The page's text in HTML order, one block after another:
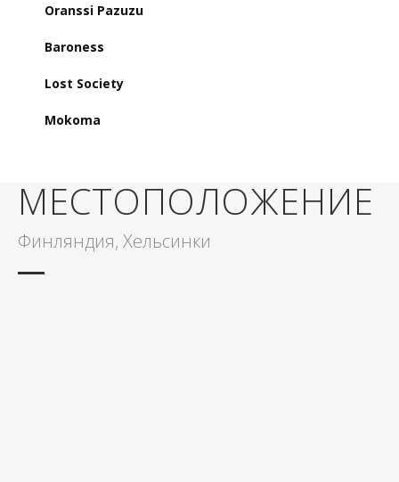
Oranssi Pazuzu
Baroness
Lost Society
Mokoma
МЕСТОПОЛОЖЕНИЕ
Финляндия, Хельсинки